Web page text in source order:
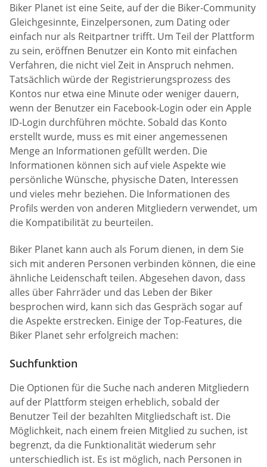
Biker Planet ist eine Seite, auf der die Biker-Community
Gleichgesinnte, Einzelpersonen, zum Dating oder
einfach nur als Reitpartner trifft. Um Teil der Plattform
zu sein, eröffnen Benutzer ein Konto mit einfachen
Verfahren, die nicht viel Zeit in Anspruch nehmen.
Tatsächlich würde der Registrierungsprozess des
Kontos nur etwa eine Minute oder weniger dauern,
wenn der Benutzer ein Facebook-Login oder ein Apple
ID-Login durchführen möchte. Sobald das Konto
erstellt wurde, muss es mit einer angemessenen
Menge an Informationen gefüllt werden. Die
Informationen können sich auf viele Aspekte wie
persönliche Wünsche, physische Daten, Interessen
und vieles mehr beziehen. Die Informationen des
Profils werden von anderen Mitgliedern verwendet, um
die Kompatibilität zu beurteilen.
Biker Planet kann auch als Forum dienen, in dem Sie
sich mit anderen Personen verbinden können, die eine
ähnliche Leidenschaft teilen. Abgesehen davon, dass
alles über Fahrräder und das Leben der Biker
besprochen wird, kann sich das Gespräch sogar auf
die Aspekte erstrecken. Einige der Top-Features, die
Biker Planet sehr erfolgreich machen:
Suchfunktion
Die Optionen für die Suche nach anderen Mitgliedern
auf der Plattform steigen erheblich, sobald der
Benutzer Teil der bezahlten Mitgliedschaft ist. Die
Möglichkeit, nach einem freien Mitglied zu suchen, ist
begrenzt, da die Funktionalität wiederum sehr
unterschiedlich ist. Es ist möglich, nach Personen in